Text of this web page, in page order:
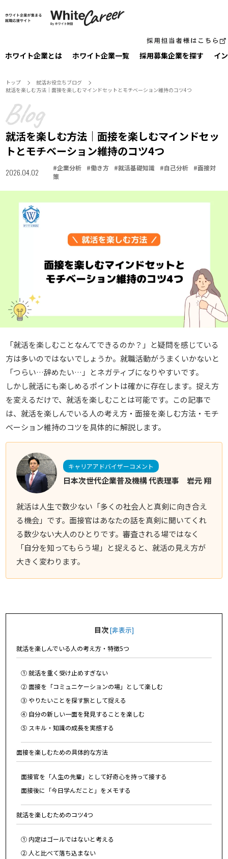
ホワイト企業とは ホワイト企業一覧 採⽤募集企業を探す イ
トップ
就活お役⽴ちブログ
就活を楽しむ方法｜面接を楽しむマインドセットとモチベーション維持のコツ4つ
就活を楽しむ方法｜面接を楽しむマインドセッ
トとモチベーション維持のコツ4つ
2026.04.02 #企業分析 #働き方 #就活基礎知識 #自己分析 #面接対
策
「就活を楽しむことなんてできるのか？」と疑問を感じている
方は多いのではないでしょうか。就職活動がうまくいかないと
「つらい…辞めたい…」とネガティブになりやすいです。
しかし就活にも楽しめるポイントは確かに存在します。 捉え方
を変えるだけで、就活を楽しむことは可能です。この記事で
は、就活を楽しんでいる人の考え方・面接を楽しむ方法・モチ
ベーション維持のコツを具体的に解説します。
キャリアアドバイザーコメント
日本次世代企業普及機構 代表理事 岩元 翔
就活は人生で数少ない「多くの社会人と真剣に向き合え
る機会」です。面接官はあなたの話を真剣に聞いてくれ
る数少ない大人のひとりです。審査される場ではなく
「自分を知ってもらう場」と捉えると、就活の見え方が
大きく変わります。
目次[非表示]
就活を楽しんでいる人の考え方・特徴5つ
① 就活を重く受け止めすぎない
② 面接を「コミュニケーションの場」として楽しむ
③ やりたいことを探す旅として捉える
④ 自分の新しい一面を発見することを楽しむ
⑤ スキル・知識の成長を実感する
面接を楽しむための具体的な方法
面接官を「人生の先輩」として好奇心を持って接する
面接後に「今日学んだこと」をメモする
就活を楽しむためのコツ4つ
① 内定はゴールではないと考える
② 人と比べて落ち込まない